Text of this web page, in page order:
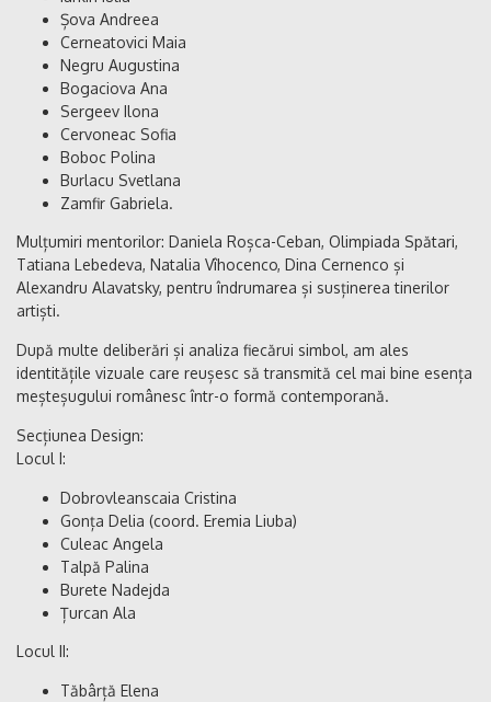
Șova Andreea
Cerneatovici Maia
Negru Augustina
Bogaciova Ana
Sergeev Ilona
Cervoneac Sofia
Boboc Polina
Burlacu Svetlana
Zamfir Gabriela.
Mulțumiri mentorilor: Daniela Roșca-Ceban, Olimpiada Spătari,
Tatiana Lebedeva, Natalia Vîhocenco, Dina Cernenco și
Alexandru Alavatsky, pentru îndrumarea și susținerea tinerilor
artiști.
După multe deliberări și analiza fiecărui simbol, am ales
identitățile vizuale care reușesc să transmită cel mai bine esența
meșteșugului românesc într-o formă contemporană.
Secțiunea Design:
Locul I:
Dobrovleanscaia Cristina
Gonța Delia (coord. Eremia Liuba)
Culeac Angela
Talpă Palina
Burete Nadejda
Țurcan Ala
Locul II:
Tăbârță Elena